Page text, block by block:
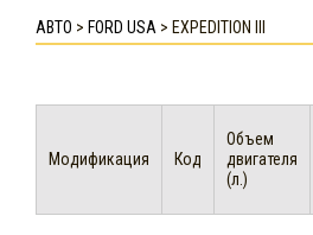
АВТО > FORD USA > EXPEDITION III
Модификация Код
Объем
двигателя
(л.)